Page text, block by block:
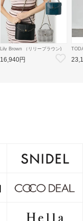
Lily Brown （リリーブラウン)
【LB×MARY QUANT】スタッ
ズバニティバッグ 26秋冬
【LWGB264343】ハンド・ショ
16,940円
26秋